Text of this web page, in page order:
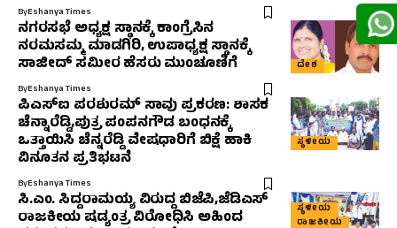
ByEshanya Times
ದೇಶ
ನಗರಸಭೆ ಅಧ್ಯಕ್ಷ ಸ್ಥಾನಕ್ಕೆ ಕಾಂಗ್ರೆಸಿನ
ನರಮಸಮ್ಮ ಮಾಡಗಿರಿ, ಉಪಾಧ್ಯಕ್ಷ ಸ್ಥಾನಕ್ಕೆ
ಸಾಜೀದ್ ಸಮೀರ ಹೆಸರು ಮುಂಚೂಣಿಗೆ
ByEshanya Times
ಸ್ಥಳೀಯ
ಪಿಎಸ್‌ಐ ಪರಶುರಮ್ ಸಾವು ಪ್ರಕರಣ: ಶಾಸಕ
ಚೆನ್ನಾರೆಡ್ಡಿ,ಪುತ್ರ ಪಂಪನಗೌಡ ಬಂಧನಕ್ಕೆ
ಒತ್ತಾಯಿಸಿ ಚೆನ್ನರೆಡ್ಡಿ ವೇಷಧಾರಿಗೆ ಬಿಕ್ಷೆ ಹಾಕಿ
ವಿನೂತನ ಪ್ರತಿಭಟನೆ
ByEshanya Times
ಸ್ಥಳೀಯ
ರಾಜಕೀಯ
ಸಿ.ಎಂ. ಸಿದ್ದರಾಮಯ್ಯ ವಿರುದ್ದ ಬಿಜೆಪಿ,ಜೆಡಿಎಸ್
ರಾಜಕೀಯ ಷಡ್ಯಂತ್ರ ವಿರೋಧಿಸಿ ಅಹಿಂದ